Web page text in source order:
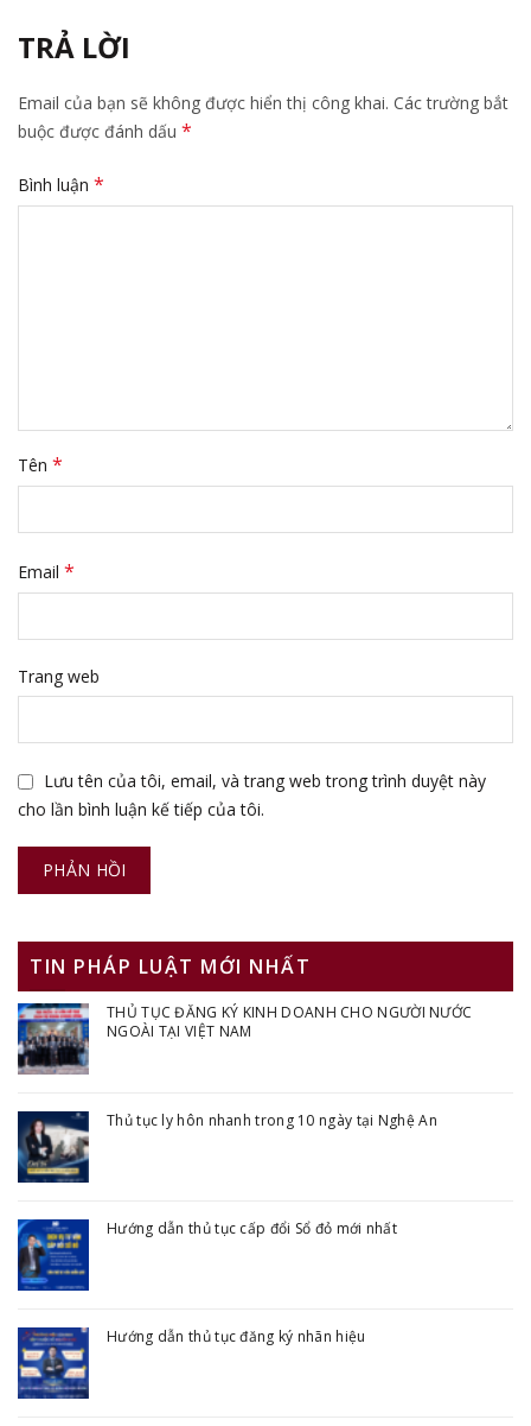
TRẢ LỜI
Email của bạn sẽ không được hiển thị công khai. Các trường bắt
buộc được đánh dấu *
Bình luận *
Tên *
Email *
Trang web
Lưu tên của tôi, email, và trang web trong trình duyệt này
cho lần bình luận kế tiếp của tôi.
TIN PHÁP LUẬT MỚI NHẤT
THỦ TỤC ĐĂNG KÝ KINH DOANH CHO NGƯỜI NƯỚC
NGOÀI TẠI VIỆT NAM
Thủ tục ly hôn nhanh trong 10 ngày tại Nghệ An
Hướng dẫn thủ tục cấp đổi Sổ đỏ mới nhất
Hướng dẫn thủ tục đăng ký nhãn hiệu